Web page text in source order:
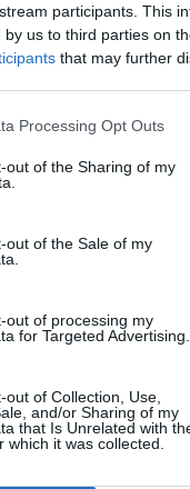
participants. This
by us to third parties on
that may further
Processing Opt Outs
out of the Sharing of my
out of the Sale of my
out of processing my
for Targeted Advertising.
out of Collection, Use,
and/or Sharing of my
that Is Unrelated with
which it was collected.
CaixaBank
milions en crèdits
primer semestre